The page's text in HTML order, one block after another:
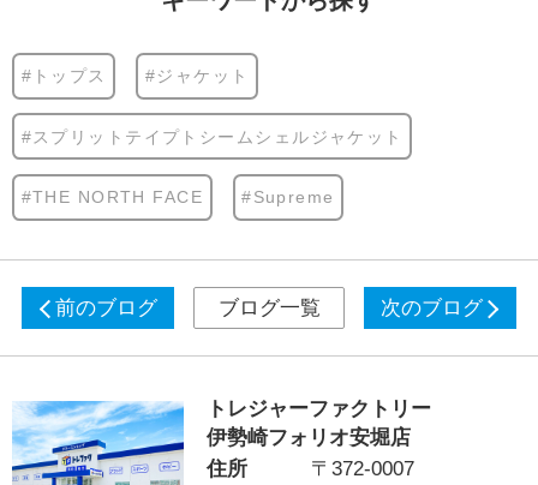
#トップス #ジャケット
#スプリットテイプトシームシェルジャケット
#THE NORTH FACE #Supreme
前のブログ ブログ一覧 次のブログ
トレジャーファクトリー
伊勢崎フォリオ安堀店
住所
〒372-0007